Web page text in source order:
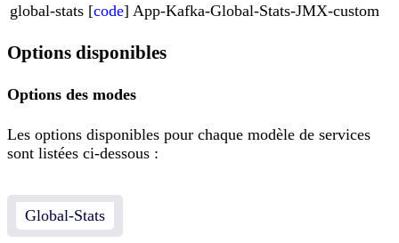
global-stats [code] App-Kafka-Global-Stats-JMX-custom
Options disponibles
Options des modes
Les options disponibles pour chaque modèle de services
sont listées ci-dessous :
Global-Stats